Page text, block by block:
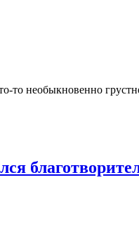
необыкновенно